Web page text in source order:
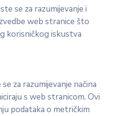
se za razumijevanje i
web stranice što
korisničkog iskustva
za razumijevanje načina
s web stranicom. Ovi
podataka o metričkim